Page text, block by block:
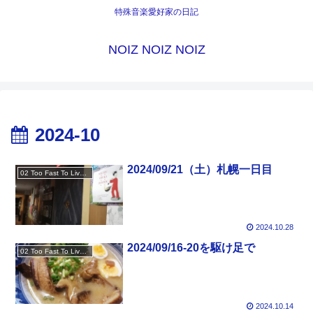
特殊音楽愛好家の日記
NOIZ NOIZ NOIZ
2024-10
2024/09/21（土）札幌一日目
2024.10.28
02 Too Fast To Live Too Young To Die 2024/09/16-20を駆け足で
2024.10.14